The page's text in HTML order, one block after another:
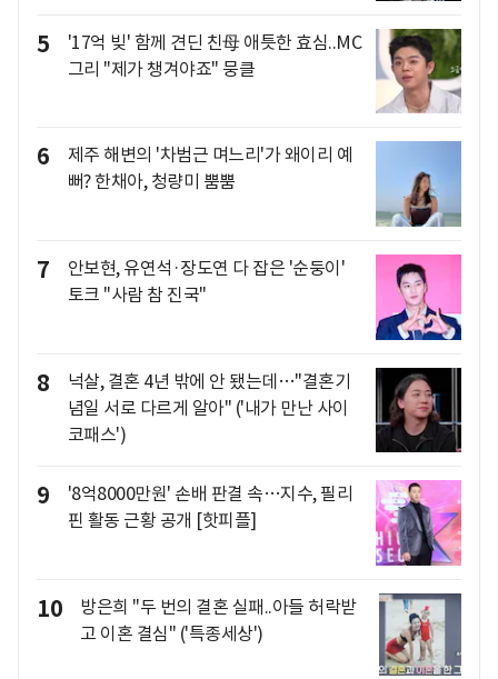
5
'17억 빚' 함께 견딘 친母 애틋한 효심..MC
그리 "제가 챙겨야죠" 뭉클
6
제주 해변의 '차범근 며느리'가 왜이리 예
뻐? 한채아, 청량미 뿜뿜
7
안보현, 유연석·장도연 다 잡은 '순둥이'
토크 "사람 참 진국"
8
넉살, 결혼 4년 밖에 안 됐는데…"결혼기
념일 서로 다르게 알아" ('내가 만난 사이
코패스')
9
'8억8000만원' 손배 판결 속…지수, 필리
핀 활동 근황 공개 [핫피플]
10
방은희 "두 번의 결혼 실패..아들 허락받
고 이혼 결심" ('특종세상')